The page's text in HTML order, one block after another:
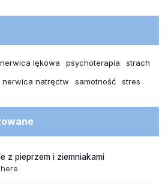
nerwica lękowa psychoterapia strach
nerwica natręctw samotność stres
z pieprzem i ziemniakami